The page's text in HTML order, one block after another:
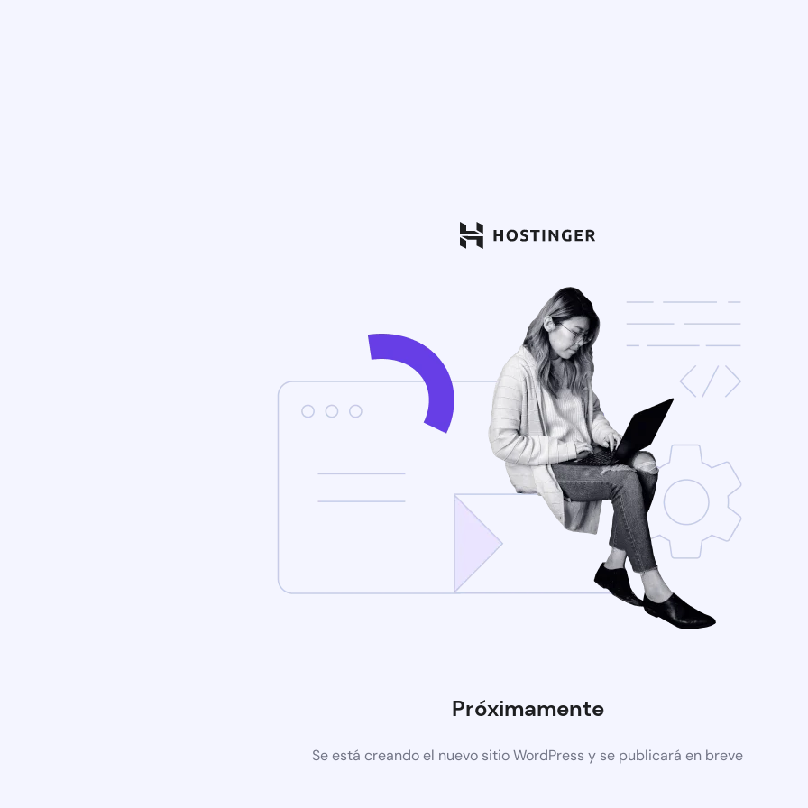
Próximamente
Se está creando el nuevo sitio WordPress y se publicará en breve